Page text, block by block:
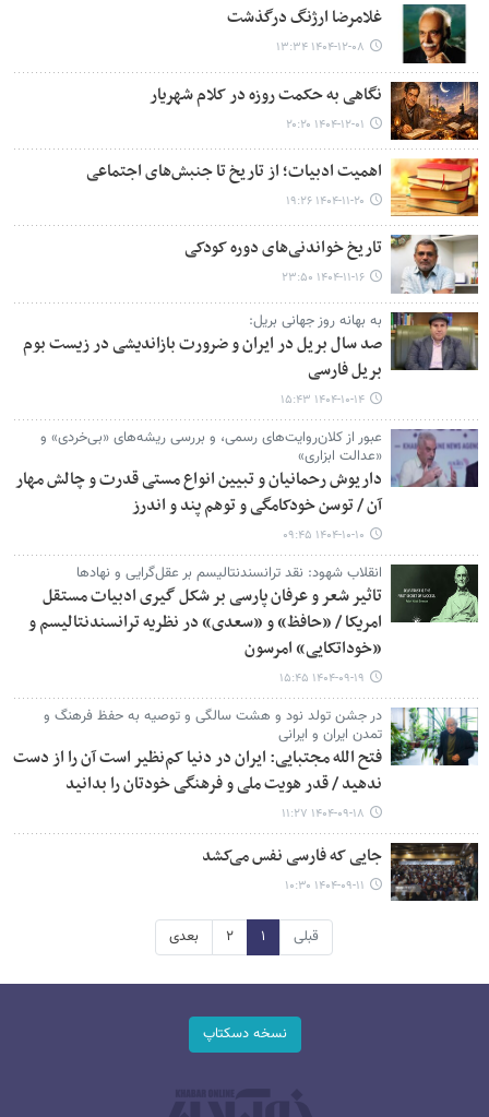
غلامرضا ارژنگ درگذشت
۱۴۰۴-۱۲-۰۸ ۱۳:۳۴
نگاهی به حکمت روزه در کلام شهریار
۱۴۰۴-۱۲-۰۱ ۲۰:۲۰
اهمیت ادبیات؛ از تاریخ تا جنبش‌های اجتماعی
۱۴۰۴-۱۱-۲۰ ۱۹:۲۶
تاریخ خواندنی‌های دوره کودکی
۱۴۰۴-۱۱-۱۶ ۲۳:۵۰
به بهانه روز جهانی بریل:
صد سال بریل در ایران و ضرورت بازاندیشی در زیست بوم
بریل فارسی
۱۴۰۴-۱۰-۱۴ ۱۵:۴۳
عبور از کلان‌روایت‌های رسمی، و بررسی ریشه‌های «بی‌خردی» و
«عدالت ابزاری»
داریوش رحمانیان و تبیین انواع مستی قدرت و چالش مهار
آن / توسن خودکامگی و توهم پند و اندرز
۱۴۰۴-۱۰-۱۰ ۰۹:۴۵
انقلاب شهود: نقد ترانسندنتالیسم بر عقل‌گرایی و نهادها
تاثیر شعر و عرفان پارسی بر شکل گیری ادبیات مستقل
امریکا / «حافظ» و «سعدی» در نظریه ترانسندنتالیسم و
«خوداتکایی» امرسون
۱۴۰۴-۰۹-۱۹ ۱۵:۴۵
در جشن تولد نود و هشت سالگی و توصیه به حفظ فرهنگ و
تمدن ایران و ایرانی
فتح الله مجتبایی: ایران در دنیا کم‌نظیر است آن را از دست
ندهید / قدر هویت ملی و فرهنگی خودتان را بدانید
۱۴۰۴-۰۹-۱۸ ۱۱:۲۷
جایی که فارسی نفس می‌کشد
۱۴۰۴-۰۹-۱۱ ۱۰:۳۰
قبلی ۱ ۲ بعدی
نسخه دسکتاپ